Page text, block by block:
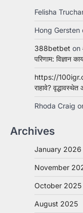
Felisha
Hong Gersten
388betbet on
परिणाम: विज्ञान
https://
राहावे?
Rhoda Craig
Archives
January 2026
November
October 2025
August 2025